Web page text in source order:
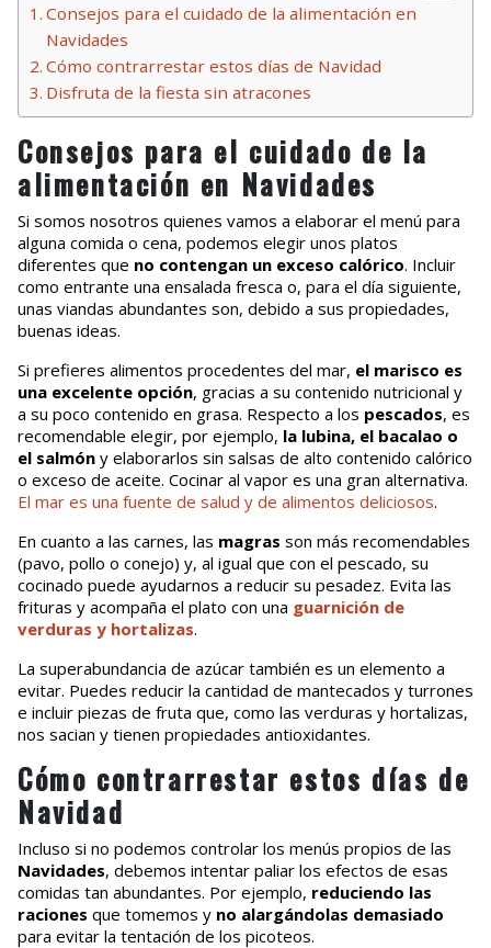
Consejos para el cuidado de la alimentación en
Navidades
Cómo contrarrestar estos días de Navidad
Disfruta de la fiesta sin atracones
Consejos para el cuidado de la
alimentación en Navidades
Si somos nosotros quienes vamos a elaborar el menú para
alguna comida o cena, podemos elegir unos platos
diferentes que no contengan un exceso calórico. Incluir
como entrante una ensalada fresca o, para el día siguiente,
unas viandas abundantes son, debido a sus propiedades,
buenas ideas.
Si prefieres alimentos procedentes del mar, el marisco es
una excelente opción, gracias a su contenido nutricional y
a su poco contenido en grasa. Respecto a los pescados, es
recomendable elegir, por ejemplo, la lubina, el bacalao o
el salmón y elaborarlos sin salsas de alto contenido calórico
o exceso de aceite. Cocinar al vapor es una gran alternativa.
El mar es una fuente de salud y de alimentos deliciosos.
En cuanto a las carnes, las magras son más recomendables
(pavo, pollo o conejo) y, al igual que con el pescado, su
cocinado puede ayudarnos a reducir su pesadez. Evita las
frituras y acompaña el plato con una guarnición de
verduras y hortalizas.
La superabundancia de azúcar también es un elemento a
evitar. Puedes reducir la cantidad de mantecados y turrones
e incluir piezas de fruta que, como las verduras y hortalizas,
nos sacian y tienen propiedades antioxidantes.
Cómo contrarrestar estos días de
Navidad
Incluso si no podemos controlar los menús propios de las
Navidades, debemos intentar paliar los efectos de esas
comidas tan abundantes. Por ejemplo, reduciendo las
raciones que tomemos y no alargándolas demasiado
para evitar la tentación de los picoteos.